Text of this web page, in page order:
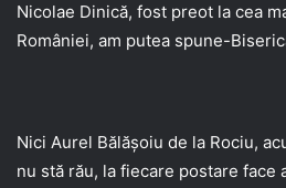
Nicolae Dinică, fost preot la cea
României, am putea spune-
Nici Aurel Bălășoiu de la Rociu,
nu stă rău, la fiecare postare face